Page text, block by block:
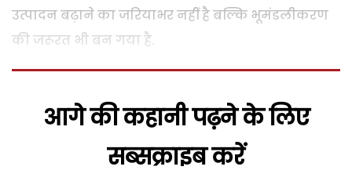
उत्पादन बढ़ाने का जरियाभर नहीं है बल्कि भूमंडलीकरण
की जरूरत भी बन गया है.
आगे की कहानी पढ़ने के लिए
सब्सक्राइब करें